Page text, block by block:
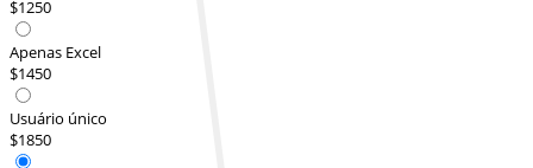
$1250
Apenas Excel
$1450
Usuário único
$1850